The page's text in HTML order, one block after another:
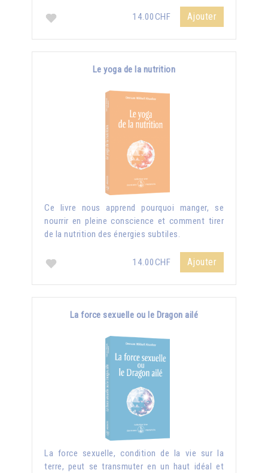
14.00CHF Ajouter
Le yoga de la nutrition
Ce livre nous apprend pourquoi manger, se
nourrir en pleine conscience et comment tirer
de la nutrition des énergies subtiles.
14.00CHF Ajouter
La force sexuelle ou le Dragon ailé
La force sexuelle, condition de la vie sur la
terre, peut se transmuter en un haut idéal et